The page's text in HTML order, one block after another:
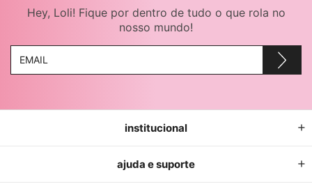
Hey, Loli! Fique por dentro de tudo o que rola no
nosso mundo!
institucional
ajuda e suporte